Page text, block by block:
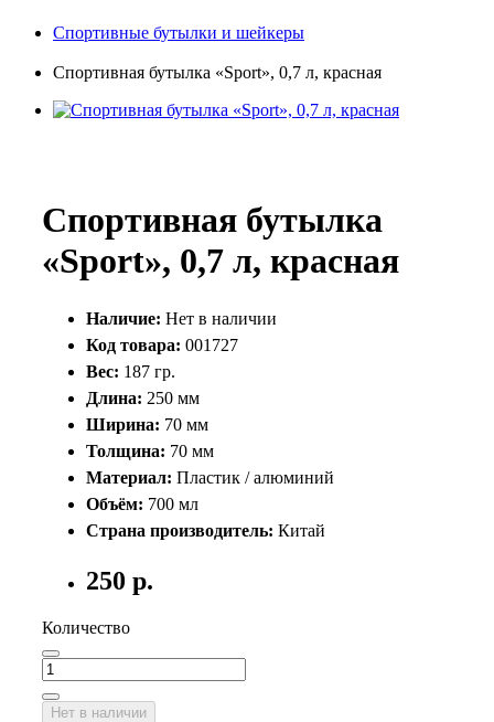
Спортивные бутылки и шейкеры
Спортивная бутылка «Sport», 0,7 л, красная
Спортивная бутылка
«Sport», 0,7 л, красная
Наличие: Нет в наличии
Код товара: 001727
Вес: 187 гр.
Длина: 250 мм
Ширина: 70 мм
Толщина: 70 мм
Материал: Пластик / алюминий
Объём: 700 мл
Страна производитель: Китай
250 р.
Количество
Нет в наличии